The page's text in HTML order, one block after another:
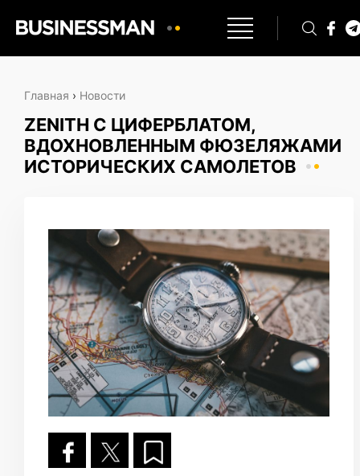
Главная › Новости
ZENITH С ЦИФЕРБЛАТОМ,
ВДОХНОВЛЕННЫМ ФЮЗЕЛЯЖАМИ
ИСТОРИЧЕСКИХ САМОЛЕТОВ